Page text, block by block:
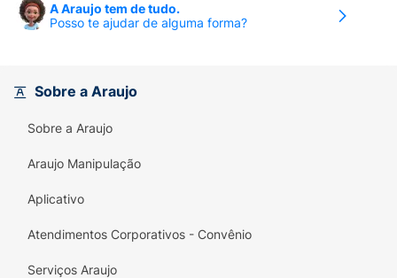
A Araujo tem de tudo.
Posso te ajudar de alguma forma?
Sobre a Araujo
Sobre a Araujo
Araujo Manipulação
Aplicativo
Atendimentos Corporativos - Convênio
Serviços Araujo